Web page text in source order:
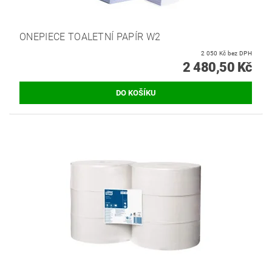
ONEPIECE TOALETNÍ PAPÍR W2
2 050 Kč bez DPH
2 480,50 Kč